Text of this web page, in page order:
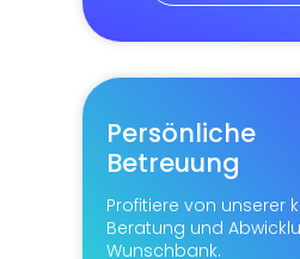
Persönliche
Betreuung
Profitiere von unserer
Beratung und
Wunschbank.